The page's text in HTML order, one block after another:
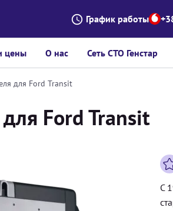
График работы
цены О нас Сеть СТО Генстар
для Ford Transit
Ford Transit
С